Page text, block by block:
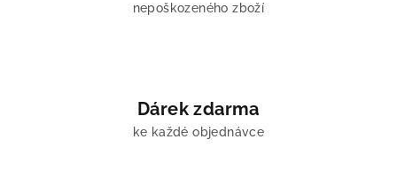
nepoškozeného zboží
Dárek zdarma
ke každé objednávce